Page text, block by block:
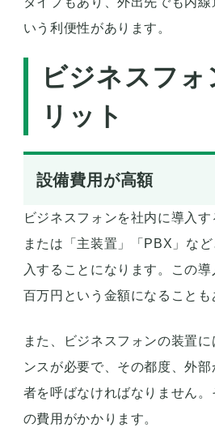
いう利便性があります。
ビジネスフォ
リット
設備費用が高額
ビジネスフォンを社内に導入す
または「主装置」「PBX」な
入することになります。この
百万円という金額になることも
また、ビジネスフォンの装置
ンスが必要で、その都度、外
者を呼ばなければなりません。
の費用がかかります。